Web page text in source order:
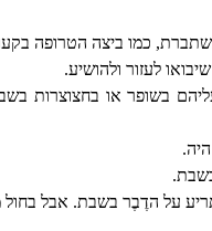
כמו ביצה הטרופה
לעזור ולהושיע.
בשופר או בחצוצרות
על הדֶבֶר בשבת. אבל בחול